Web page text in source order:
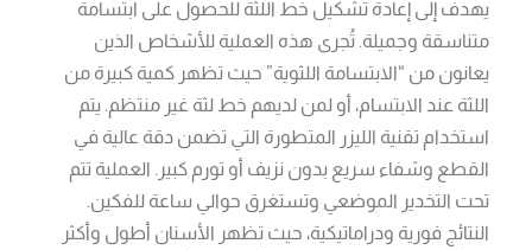
يهدف إلى إعادة تشكيل خط اللثة للحصول على ابتسامة
متناسقة وجميلة. تُجرى هذه العملية للأشخاص الذين
يعانون من “الابتسامة اللثوية” حيث تظهر كمية كبيرة من
اللثة عند الابتسام، أو لمن لديهم خط لثة غير منتظم. يتم
استخدام تقنية الليزر المتطورة التي تضمن دقة عالية في
القطع وشفاء سريع بدون نزيف أو تورم كبير. العملية تتم
تحت التخدير الموضعي وتستغرق حوالي ساعة للفكين.
النتائج فورية ودراماتيكية، حيث تظهر الأسنان أطول وأكثر